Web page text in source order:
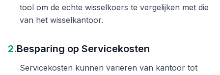
tool om de echte wisselkoers te vergelijken met die
van het wisselkantoor.
2.Besparing op Servicekosten
Servicekosten kunnen variëren van kantoor tot